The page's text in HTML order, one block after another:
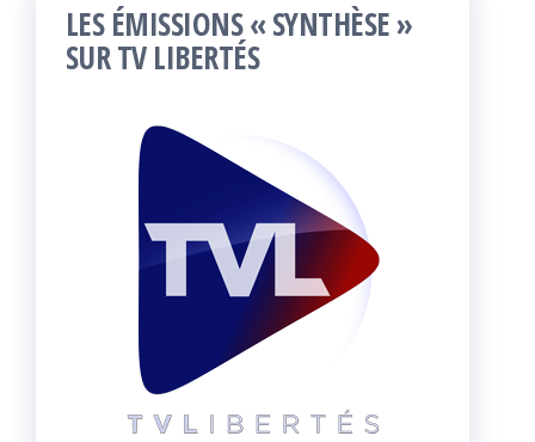
LES ÉMISSIONS « SYNTHÈSE »
SUR TV LIBERTÉS